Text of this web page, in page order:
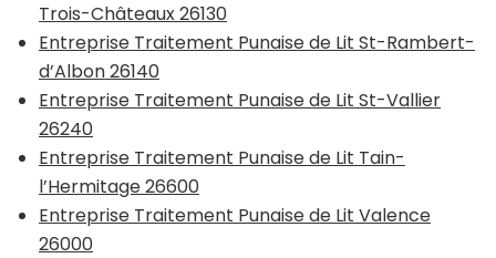
Trois-Châteaux 26130
Entreprise Traitement Punaise de Lit St-Rambert-
d’Albon 26140
Entreprise Traitement Punaise de Lit St-Vallier
26240
Entreprise Traitement Punaise de Lit Tain-
l’Hermitage 26600
Entreprise Traitement Punaise de Lit Valence
26000